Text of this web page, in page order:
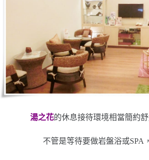
湯之花的休息接待環境相當簡約舒
不管是等待要做岩盤浴或SPA，